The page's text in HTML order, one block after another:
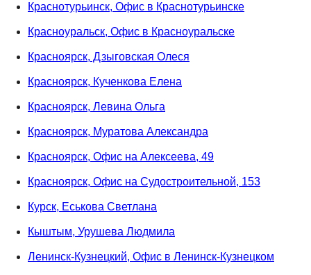
Краснотурьинск, Офис в Краснотурьинске
Красноуральск, Офис в Красноуральске
Красноярск, Дзыговская Олеся
Красноярск, Кученкова Елена
Красноярск, Левина Ольга
Красноярск, Муратова Александра
Красноярск, Офис на Алексеева, 49
Красноярск, Офис на Судостроительной, 153
Курск, Еськова Светлана
Кыштым, Урушева Людмила
Ленинск-Кузнецкий, Офис в Ленинск-Кузнецком